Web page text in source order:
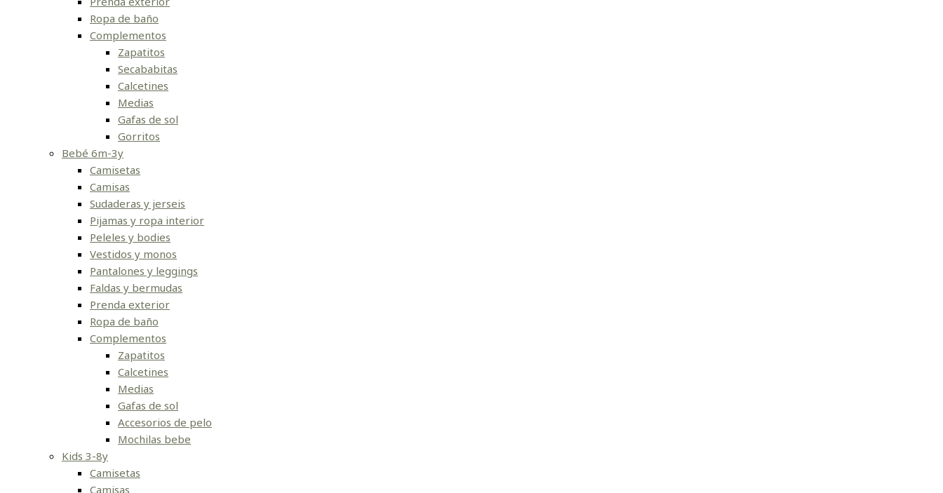
Ropa de baño
Complementos
Zapatitos
Secababitas
Calcetines
Medias
Gafas de sol
Gorritos
Bebé 6m-3y
Camisetas
Camisas
Sudaderas y jerseis
Pijamas y ropa interior
Peleles y bodies
Vestidos y monos
Pantalones y leggings
Faldas y bermudas
Prenda exterior
Ropa de baño
Complementos
Zapatitos
Calcetines
Medias
Gafas de sol
Accesorios de pelo
Mochilas bebe
Kids 3-8y
Camisetas
Camisas